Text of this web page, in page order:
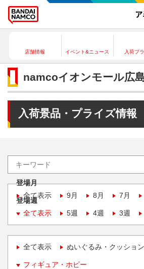
店舗情報 イベント&ニュース 入荷プ
namcoイオンモール広
入荷景品・プライズ情報
登場月
全て表示
9月 8月 7月
登場週
全て表示
5週 4週 3週
全て表示 ぬいぐるみ・クッション
フィギュア・ホビー